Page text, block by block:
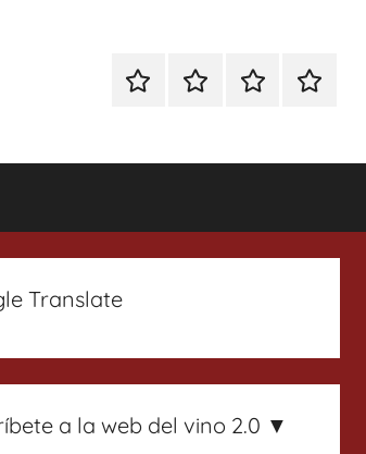
EspecialEnoturismoRanking
Translate
a la web del vino 2.0 ▼